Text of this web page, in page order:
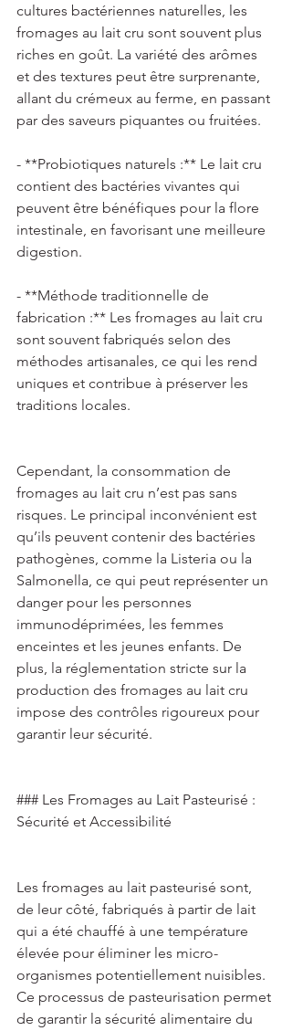
cultures bactériennes naturelles, les
fromages au lait cru sont souvent plus
riches en goût. La variété des arômes
et des textures peut être surprenante,
allant du crémeux au ferme, en passant
par des saveurs piquantes ou fruitées.
- **Probiotiques naturels :** Le lait cru
contient des bactéries vivantes qui
peuvent être bénéfiques pour la flore
intestinale, en favorisant une meilleure
digestion.
- **Méthode traditionnelle de
fabrication :** Les fromages au lait cru
sont souvent fabriqués selon des
méthodes artisanales, ce qui les rend
uniques et contribue à préserver les
traditions locales.
Cependant, la consommation de
fromages au lait cru n’est pas sans
risques. Le principal inconvénient est
qu’ils peuvent contenir des bactéries
pathogènes, comme la Listeria ou la
Salmonella, ce qui peut représenter un
danger pour les personnes
immunodéprimées, les femmes
enceintes et les jeunes enfants. De
plus, la réglementation stricte sur la
production des fromages au lait cru
impose des contrôles rigoureux pour
garantir leur sécurité.
### Les Fromages au Lait Pasteurisé :
Sécurité et Accessibilité
Les fromages au lait pasteurisé sont,
de leur côté, fabriqués à partir de lait
qui a été chauffé à une température
élevée pour éliminer les micro-
organismes potentiellement nuisibles.
Ce processus de pasteurisation permet
de garantir la sécurité alimentaire du